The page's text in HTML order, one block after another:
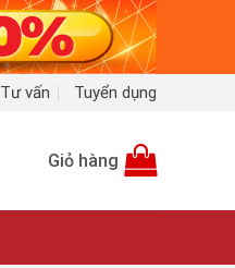
Tư vấn Tuyển dụng
Giỏ hàng